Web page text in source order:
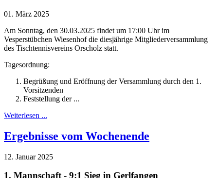
01. März 2025
Am Sonntag, den 30.03.2025 findet um 17:00 Uhr im
Vesperstübchen Wiesenhof die diesjährige Mitgliederversammlung
des Tischtennisvereins Orscholz statt.
Tagesordnung:
Begrüßung und Eröffnung der Versammlung durch den 1.
Vorsitzenden
Feststellung der ...
Weiterlesen ...
Ergebnisse vom Wochenende
12. Januar 2025
1. Mannschaft - 9:1 Sieg in Gerlfangen